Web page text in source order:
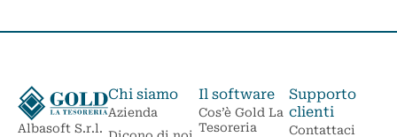
Albasoft S.r.l.
Chi siamo
Azienda
Il software
Cos’è Gold La
Tesoreria
Supporto
clienti
Contattaci